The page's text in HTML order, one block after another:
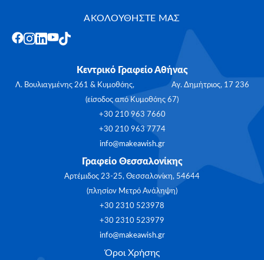
ΑΚΟΛΟΥΘΗΣΤΕ ΜΑΣ
Κεντρικό Γραφείο Αθήνας
Λ. Βουλιαγμένης 261 & Κυμοθόης, Αγ. Δημήτριος, 17 236
(είσοδος από Κυμοθόης 67)
+30 210 963 7660
+30 210 963 7774
info@makeawish.gr
Γραφείο Θεσσαλονίκης
Αρτέμιδος 23-25, Θεσσαλονίκη, 54644
(πλησίον Μετρό Ανάληψη)
+30 2310 523978
+30 2310 523979
info@makeawish.gr
Όροι Χρήσης